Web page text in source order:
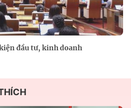
đầu tư, kinh doanh